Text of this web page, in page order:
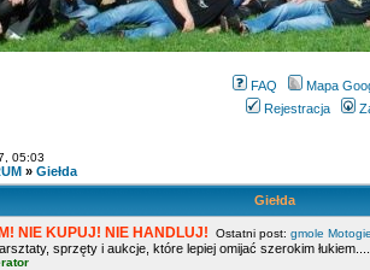
FAQ
Mapa
Rejestracja
05:03
» Giełda
Giełda
NIE KUPUJ! NIE HANDLUJ! Ostatni post: gmole
sprzęty i aukcje, które lepiej omijać szerokim